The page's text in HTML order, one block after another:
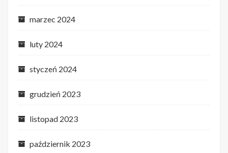
marzec 2024
luty 2024
styczeń 2024
grudzień 2023
listopad 2023
październik 2023